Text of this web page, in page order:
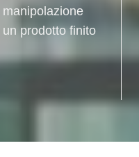
prodotto finito